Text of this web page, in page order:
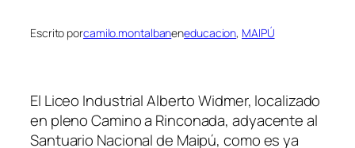
Escrito porcamilo.montalbaneneducacion, MAIPÚ
El Liceo Industrial Alberto Widmer, localizado
en pleno Camino a Rinconada, adyacente al
Santuario Nacional de Maipú, como es ya